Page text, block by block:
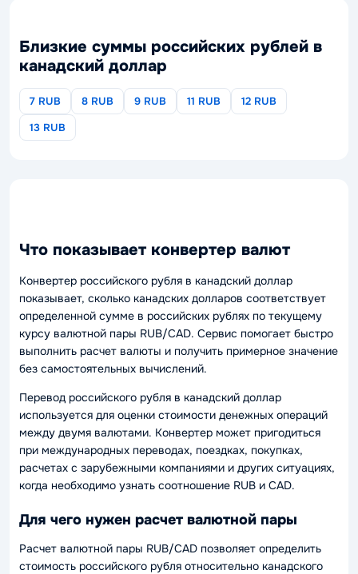
Близкие суммы российских рублей в
канадский доллар
7 RUB 8 RUB 9 RUB 11 RUB
12 RUB
13 RUB
Что показывает конвертер валют
Конвертер российского рубля в канадский доллар
показывает, сколько канадских долларов соответствует
определенной сумме в российских рублях по текущему
курсу валютной пары RUB/CAD. Сервис помогает быстро
выполнить расчет валюты и получить примерное значение
без самостоятельных вычислений.
Перевод российского рубля в канадский доллар
используется для оценки стоимости денежных операций
между двумя валютами. Конвертер может пригодиться
при международных переводах, поездках, покупках,
расчетах с зарубежными компаниями и других ситуациях,
когда необходимо узнать соотношение RUB и CAD.
Для чего нужен расчет валютной пары
Расчет валютной пары RUB/CAD позволяет определить
стоимость российского рубля относительно канадского